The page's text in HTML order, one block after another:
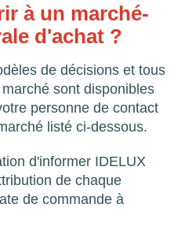
à un marché-
d'achat ?
de décisions et tous
sont disponibles
personne de contact
listé ci-dessous.
d'informer IDELUX
de chaque
de commande à